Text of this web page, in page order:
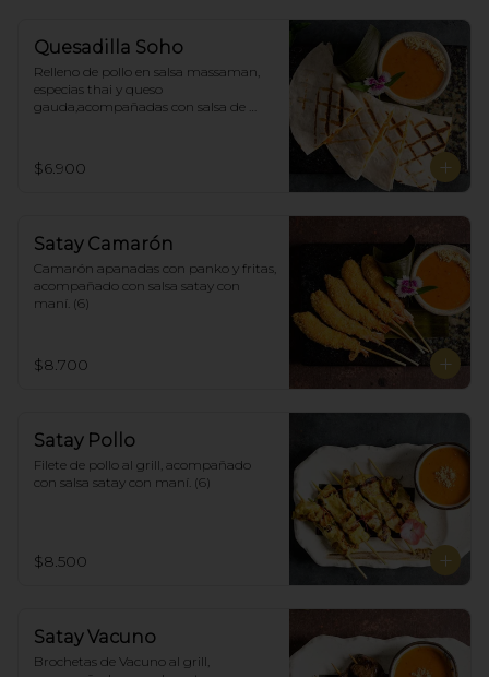
Quesadilla Soho
Relleno de pollo en salsa massaman,
especias thai y queso
gauda,acompañadas con salsa de
$6.900
Satay Camarón
Camarón apanadas con panko y fritas,
acompañado con salsa satay con
maní. (6)
$8.700
Satay Pollo
Filete de pollo al grill, acompañado
con salsa satay con maní. (6)
$8.500
Satay Vacuno
Brochetas de Vacuno al grill,